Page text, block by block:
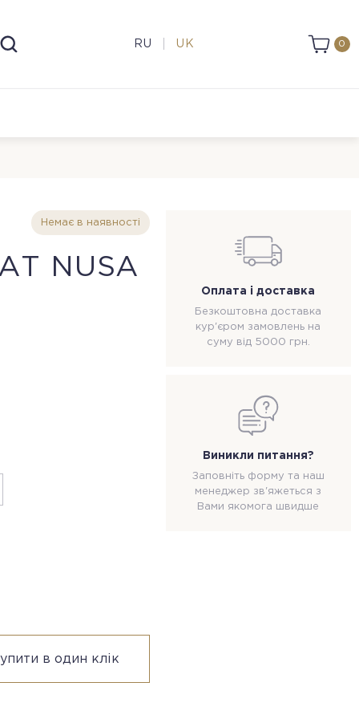
RU UK 0
Немає в наявності
NUSA
в один клік
Оплата і доставка
Безкоштовна доставка
кур'єром замовлень на
суму від 5000 грн.
Виникли питання?
Заповніть форму та наш
менеджер зв'яжеться з
Вами якомога швидше